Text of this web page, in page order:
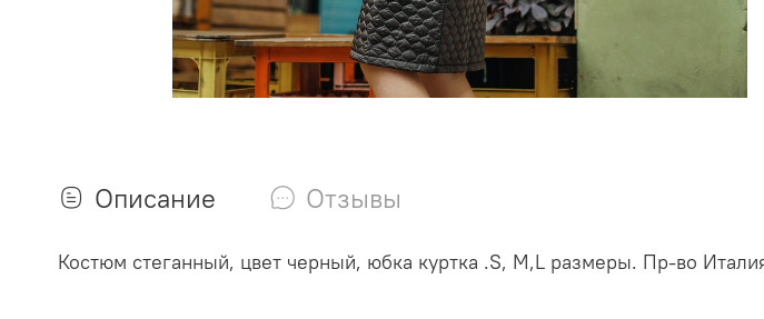
Описание Отзывы
Костюм стеганный, цвет черный, юбка куртка .S, M,L размеры. Пр-во